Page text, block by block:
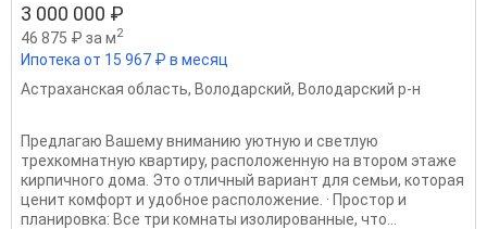
3 000 000 ₽
46 875 ₽ за м2
Ипотека от 15 967 ₽ в месяц
Астраханская область, Володарский, Володарский р-н
Предлагаю Вашему вниманию уютную и светлую
трехкомнатную квартиру, расположенную на втором этаже
кирпичного дома. Это отличный вариант для семьи, которая
ценит комфорт и удобное расположение. · Простор и
планировка: Все три комнаты изолированные, что...